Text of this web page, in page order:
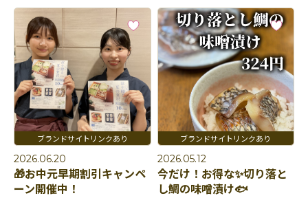
2026.06.20
🎁お中元早期割引キャンペ
ーン開催中！
2026.05.12
今だけ！お得な✨切り落と
し鯛の味噌漬け🐟